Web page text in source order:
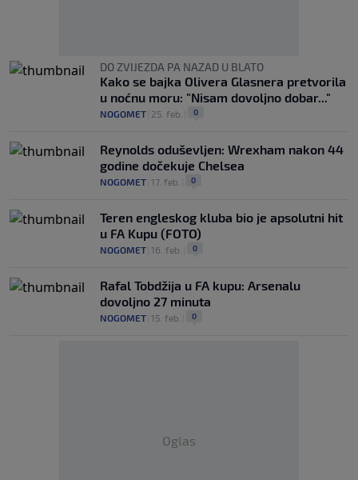
DO ZVIJEZDA PA NAZAD U BLATO
Kako se bajka Olivera Glasnera pretvorila
u noćnu moru: "Nisam dovoljno dobar..."
NOGOMET 25. feb. 0
Reynolds oduševljen: Wrexham nakon 44
godine dočekuje Chelsea
NOGOMET 17. feb. 0
Teren engleskog kluba bio je apsolutni hit
u FA Kupu (FOTO)
NOGOMET 16. feb. 0
Rafal Tobdžija u FA kupu: Arsenalu
dovoljno 27 minuta
NOGOMET 15. feb. 0
Oglas